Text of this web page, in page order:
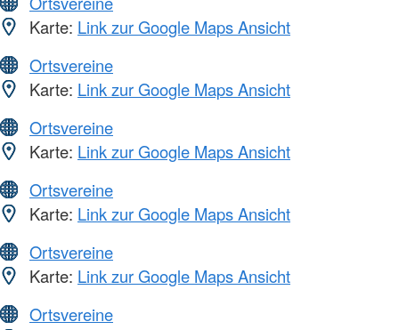
Karte: Link zur Google Maps Ansicht
Ortsvereine
Karte: Link zur Google Maps Ansicht
Ortsvereine
Karte: Link zur Google Maps Ansicht
Ortsvereine
Karte: Link zur Google Maps Ansicht
Ortsvereine
Karte: Link zur Google Maps Ansicht
Ortsvereine